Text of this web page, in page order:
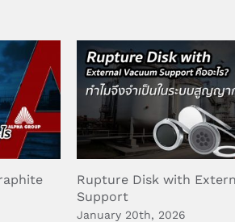
Rupture Disk with
Support
January 20th, 2026